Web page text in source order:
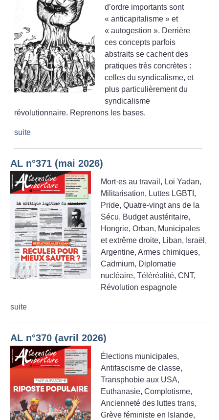
d’ordre importants sont
« anticapitalisme » et
« autogestion ». Derrière
ces concepts parfois
abstraits se cachent des
pratiques très concrètes :
celles du syndicalisme, et
plus particulièrement du
syndicalisme
révolutionnaire. Reprenons les bases.
suite
AL n°371 (mai 2026)
Mort·es au travail, Loi Yadan,
Militarisation, Luttes LGBTI,
Pride, Quatre-vingt ans de la
Sécu, Budget austéritaire,
Hongrie, Orban, Municipales
et extrême droite, Liban, Israël,
Argentine, Armes chimiques,
Cadmium, Diplomatie
nucléaire, Téléréalité, CNT,
Révolution espagnole
suite
AL n°370 (avril 2026)
Élections municipales,
Antifascisme de classe,
Transphobie aux USA,
Euthanasie, Complotisme,
Ancienneté des luttes trans,
Grève féministe en Islande,